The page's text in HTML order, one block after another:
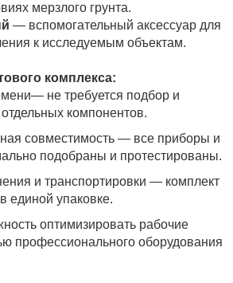
мерзлого грунта.
— вспомогательный аксессуар для
к исследуемым объектам.
комплекса:
не требуется подбор и
компонентов.
совместимость — все приборы и
подобраны и протестированы.
и транспортировки — комплект
единой упаковке.
оптимизировать рабочие
профессионального оборудования